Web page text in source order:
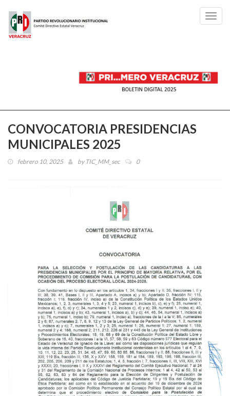
CONVOCATORIA PRESIDENCIAS
MUNICIPALES 2025
febrero 10, 2025 by TIC_MM_sec 0